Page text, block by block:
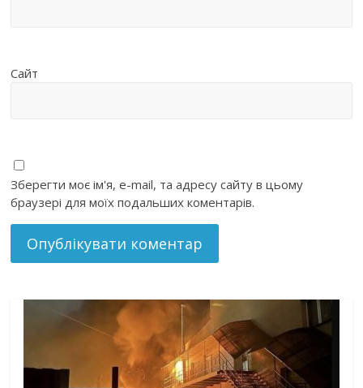
Сайт
Зберегти моє ім'я, e-mail, та адресу сайту в цьому
браузері для моїх подальших коментарів.